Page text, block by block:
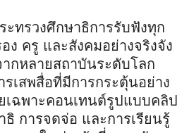
ะทรวงศึกษาธิการรับฟังทุก
ง ครู และสังคมอย่างจริงจัง
กหลายสถาบันระดับโลก
เสพสื่อที่มีการกระตุ้นอย่าง
เฉพาะคอนเทนต์รูปแบบคลิป
การจดจ่อ และการเรียนรู้